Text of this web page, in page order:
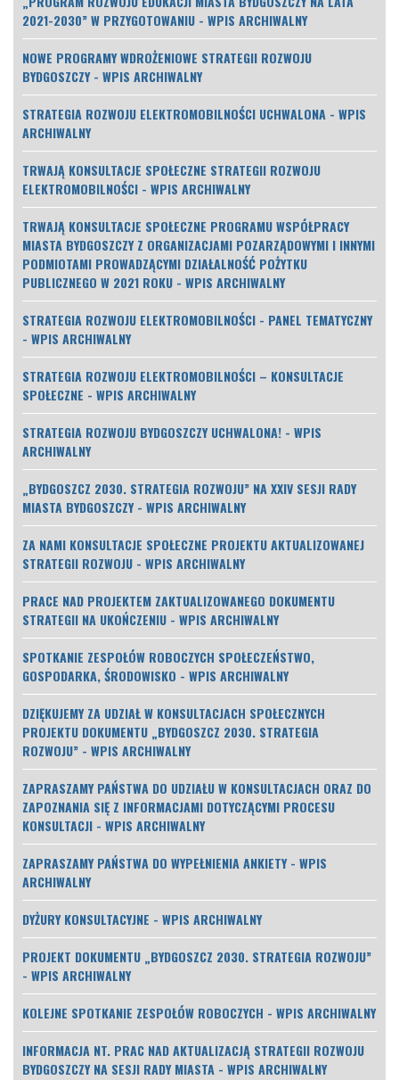
2021-2030” W PRZYGOTOWANIU - WPIS ARCHIWALNY
NOWE PROGRAMY WDROŻENIOWE STRATEGII ROZWOJU
BYDGOSZCZY - WPIS ARCHIWALNY
STRATEGIA ROZWOJU ELEKTROMOBILNOŚCI UCHWALONA - WPIS
ARCHIWALNY
TRWAJĄ KONSULTACJE SPOŁECZNE STRATEGII ROZWOJU
ELEKTROMOBILNOŚCI - WPIS ARCHIWALNY
TRWAJĄ KONSULTACJE SPOŁECZNE PROGRAMU WSPÓŁPRACY
MIASTA BYDGOSZCZY Z ORGANIZACJAMI POZARZĄDOWYMI I INNYMI
PODMIOTAMI PROWADZĄCYMI DZIAŁALNOŚĆ POŻYTKU
PUBLICZNEGO W 2021 ROKU - WPIS ARCHIWALNY
STRATEGIA ROZWOJU ELEKTROMOBILNOŚCI - PANEL TEMATYCZNY
- WPIS ARCHIWALNY
STRATEGIA ROZWOJU ELEKTROMOBILNOŚCI – KONSULTACJE
SPOŁECZNE - WPIS ARCHIWALNY
STRATEGIA ROZWOJU BYDGOSZCZY UCHWALONA! - WPIS
ARCHIWALNY
„BYDGOSZCZ 2030. STRATEGIA ROZWOJU” NA XXIV SESJI RADY
MIASTA BYDGOSZCZY - WPIS ARCHIWALNY
ZA NAMI KONSULTACJE SPOŁECZNE PROJEKTU AKTUALIZOWANEJ
STRATEGII ROZWOJU - WPIS ARCHIWALNY
PRACE NAD PROJEKTEM ZAKTUALIZOWANEGO DOKUMENTU
STRATEGII NA UKOŃCZENIU - WPIS ARCHIWALNY
SPOTKANIE ZESPOŁÓW ROBOCZYCH SPOŁECZEŃSTWO,
GOSPODARKA, ŚRODOWISKO - WPIS ARCHIWALNY
DZIĘKUJEMY ZA UDZIAŁ W KONSULTACJACH SPOŁECZNYCH
PROJEKTU DOKUMENTU „BYDGOSZCZ 2030. STRATEGIA
ROZWOJU” - WPIS ARCHIWALNY
ZAPRASZAMY PAŃSTWA DO UDZIAŁU W KONSULTACJACH ORAZ DO
ZAPOZNANIA SIĘ Z INFORMACJAMI DOTYCZĄCYMI PROCESU
KONSULTACJI - WPIS ARCHIWALNY
ZAPRASZAMY PAŃSTWA DO WYPEŁNIENIA ANKIETY - WPIS
ARCHIWALNY
DYŻURY KONSULTACYJNE - WPIS ARCHIWALNY
PROJEKT DOKUMENTU „BYDGOSZCZ 2030. STRATEGIA ROZWOJU”
- WPIS ARCHIWALNY
KOLEJNE SPOTKANIE ZESPOŁÓW ROBOCZYCH - WPIS ARCHIWALNY
INFORMACJA NT. PRAC NAD AKTUALIZACJĄ STRATEGII ROZWOJU
BYDGOSZCZY NA SESJI RADY MIASTA - WPIS ARCHIWALNY